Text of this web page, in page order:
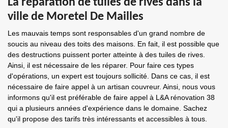
La réparation de tuiles de rives dans la
ville de Moretel De Mailles
Les mauvais temps sont responsables d'un grand nombre de
soucis au niveau des toits des maisons. En fait, il est possible que
des destructions puissent porter atteinte à des tuiles de rives.
Ainsi, il est nécessaire de les réparer. Pour faire ces types
d'opérations, un expert est toujours sollicité. Dans ce cas, il est
nécessaire de faire appel à un artisan couvreur. Ainsi, nous vous
informons qu'il est préférable de faire appel à L&A rénovation 38
qui a plusieurs années d'expérience dans le domaine. Sachez
qu'il propose des tarifs très intéressants et accessibles à tous.